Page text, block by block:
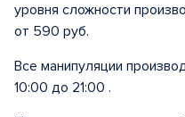
уровня сложности
от 590 руб.
Все манипуляции
10:00 до 21:00 .